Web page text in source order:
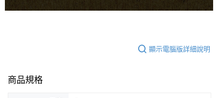
顯示電腦版詳細說明
商品規格